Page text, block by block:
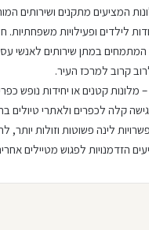
המציעים מתקנים ושירותים
לילדים ופעילויות
המתמחים במתן שירותים לאנשי
קרוב למרכז העיר.
– מלונות קטנים או יחידות נופש
קלה לכפרים ולאתרי טיולים
לינה פשוטות וזולות
הזדמנויות לפגוש מטיילים